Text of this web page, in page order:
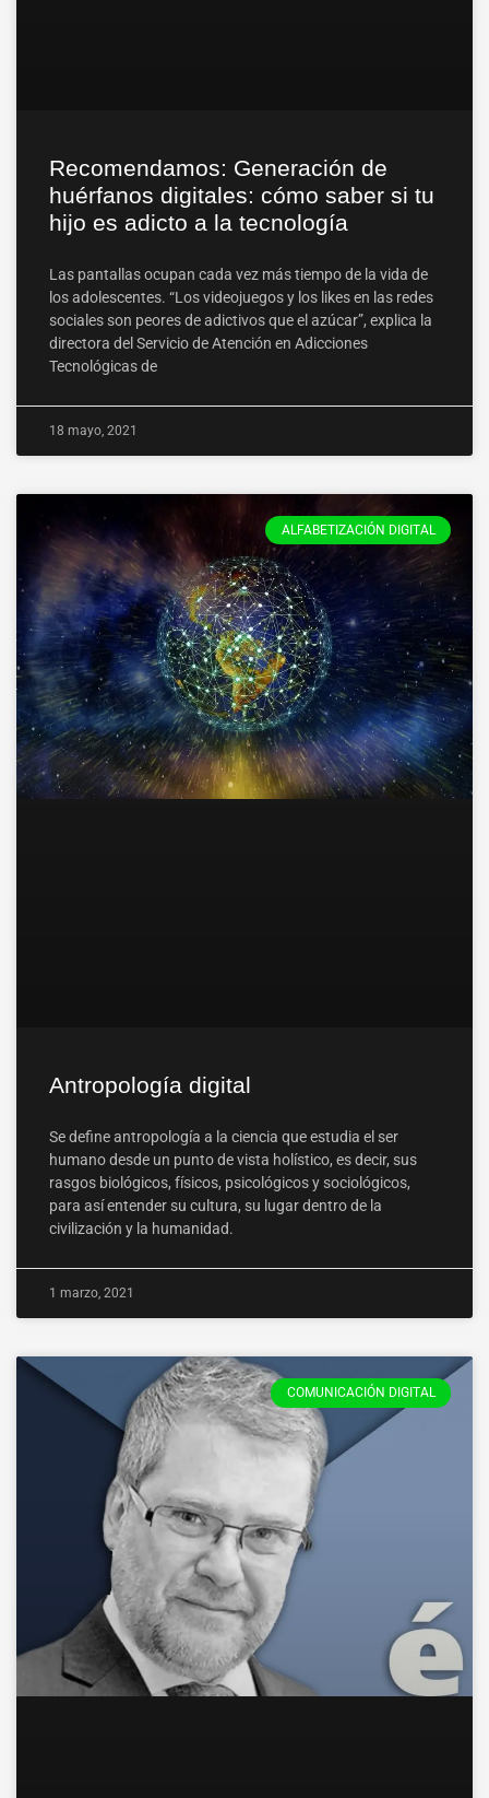
Recomendamos: Generación de
huérfanos digitales: cómo saber si tu
hijo es adicto a la tecnología
Las pantallas ocupan cada vez más tiempo de la vida de
los adolescentes. “Los videojuegos y los likes en las redes
sociales son peores de adictivos que el azúcar”, explica la
directora del Servicio de Atención en Adicciones
Tecnológicas de
18 mayo, 2021
ALFABETIZACIÓN DIGITAL
Antropología digital
Se define antropología a la ciencia que estudia el ser
humano desde un punto de vista holístico, es decir, sus
rasgos biológicos, físicos, psicológicos y sociológicos,
para así entender su cultura, su lugar dentro de la
civilización y la humanidad.
1 marzo, 2021
COMUNICACIÓN DIGITAL